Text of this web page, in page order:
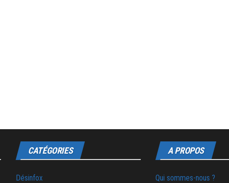
CATÉGORIES
Désinfox
A PROPOS
Qui sommes-nous ?